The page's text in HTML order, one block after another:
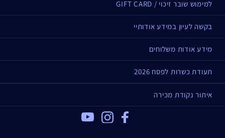
למימוש שובר זיכוי / GIFT CARD
בקשה לעיון במידע אודותיי
מידע אודות משלוחים
תעודת כשרות לפסח 2026
איתור נקודת מכירה
Facebook